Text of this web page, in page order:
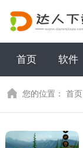
首页 软件
您的位置：首页